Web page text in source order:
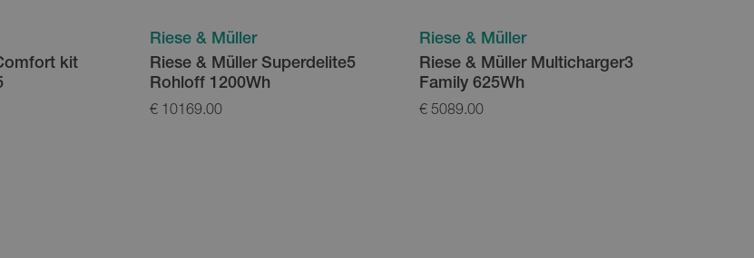
kit
Riese & Müller
Riese & Müller Superdelite5
Rohloff 1200Wh
€ 10169.00
Riese & Müller
Riese & Müller Multicharger3
Family 625Wh
€ 5089.00